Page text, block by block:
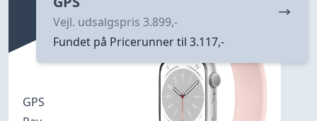
GPS
Vejl. udsalgspris 3.899,-
Fundet på Pricerunner til 3.117,-